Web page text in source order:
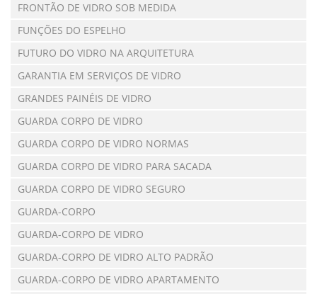
FRONTÃO DE VIDRO SOB MEDIDA
FUNÇÕES DO ESPELHO
FUTURO DO VIDRO NA ARQUITETURA
GARANTIA EM SERVIÇOS DE VIDRO
GRANDES PAINÉIS DE VIDRO
GUARDA CORPO DE VIDRO
GUARDA CORPO DE VIDRO NORMAS
GUARDA CORPO DE VIDRO PARA SACADA
GUARDA CORPO DE VIDRO SEGURO
GUARDA-CORPO
GUARDA-CORPO DE VIDRO
GUARDA-CORPO DE VIDRO ALTO PADRÃO
GUARDA-CORPO DE VIDRO APARTAMENTO